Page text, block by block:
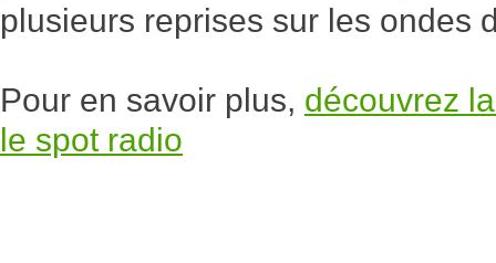
plusieurs reprises sur les ondes
Pour en savoir plus, découvrez
le spot radio